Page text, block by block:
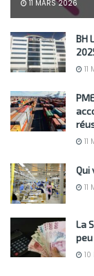
11 MARS 2026
BH
11
11
Qui
11
La
peu